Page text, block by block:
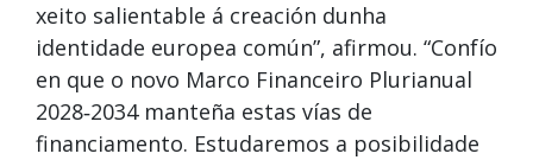
xeito salientable á creación dunha
identidade europea común”, afirmou. “Confío
en que o novo Marco Financeiro Plurianual
2028‑2034 manteña estas vías de
financiamento. Estudaremos a posibilidade